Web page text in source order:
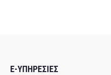
E-ΥΠΗΡΕΣΙΕΣ